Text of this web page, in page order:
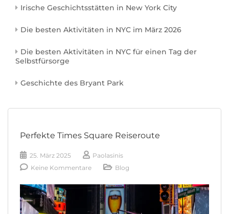
Irische Geschichtsstätten in New York City
Die besten Aktivitäten in NYC im März 2026
Die besten Aktivitäten in NYC für einen Tag der
Selbstfürsorge
Geschichte des Bryant Park
Perfekte Times Square Reiseroute
25. März 2025
Paolasinis
Keine Kommentare
Blog